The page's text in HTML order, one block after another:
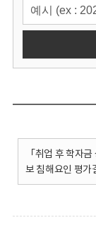
「취업 후 학자
보 침해요인 평가